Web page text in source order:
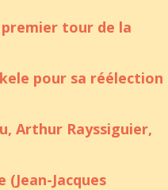
tour de la
pour sa réélection
Arthur Rayssiguier,
Jacques